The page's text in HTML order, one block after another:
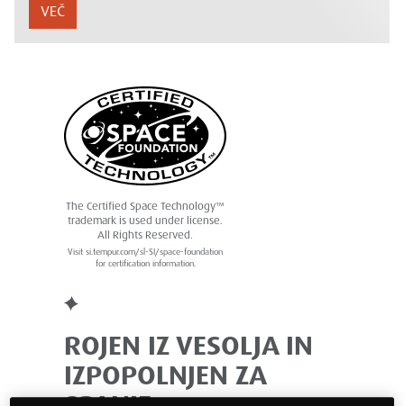
VEČ
The Certified Space Technology™
trademark is used under license.
All Rights Reserved.
Visit si.tempur.com/sl-SI/space-foundation
for certification information.
ROJEN IZ VESOLJA IN
IZPOPOLNJEN ZA